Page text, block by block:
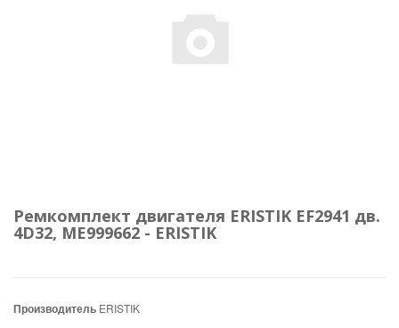
Ремкомплект двигателя ERISTIK EF2941 дв.
4D32, ME999662 - ERISTIK
Производитель ERISTIK